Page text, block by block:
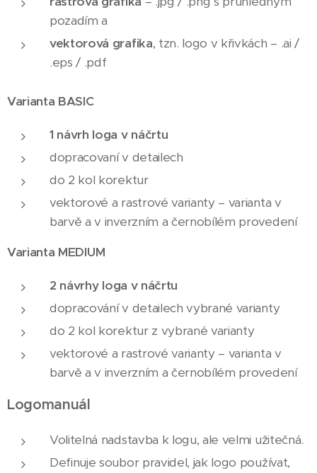
pozadím a
vektorová grafika, tzn. logo v křivkách – .ai /
.eps / .pdf
Varianta BASIC
1 návrh loga v náčrtu
dopracovaní v detailech
do 2 kol korektur
vektorové a rastrové varianty – varianta v
barvě a v inverzním a černobílém provedení
Varianta MEDIUM
2 návrhy loga v náčrtu
dopracování v detailech vybrané varianty
do 2 kol korektur z vybrané varianty
vektorové a rastrové varianty – varianta v
barvě a v inverzním a černobílém provedení
Logomanuál
Volitelná nadstavba k logu, ale velmi užitečná.
Definuje soubor pravidel, jak logo používat,